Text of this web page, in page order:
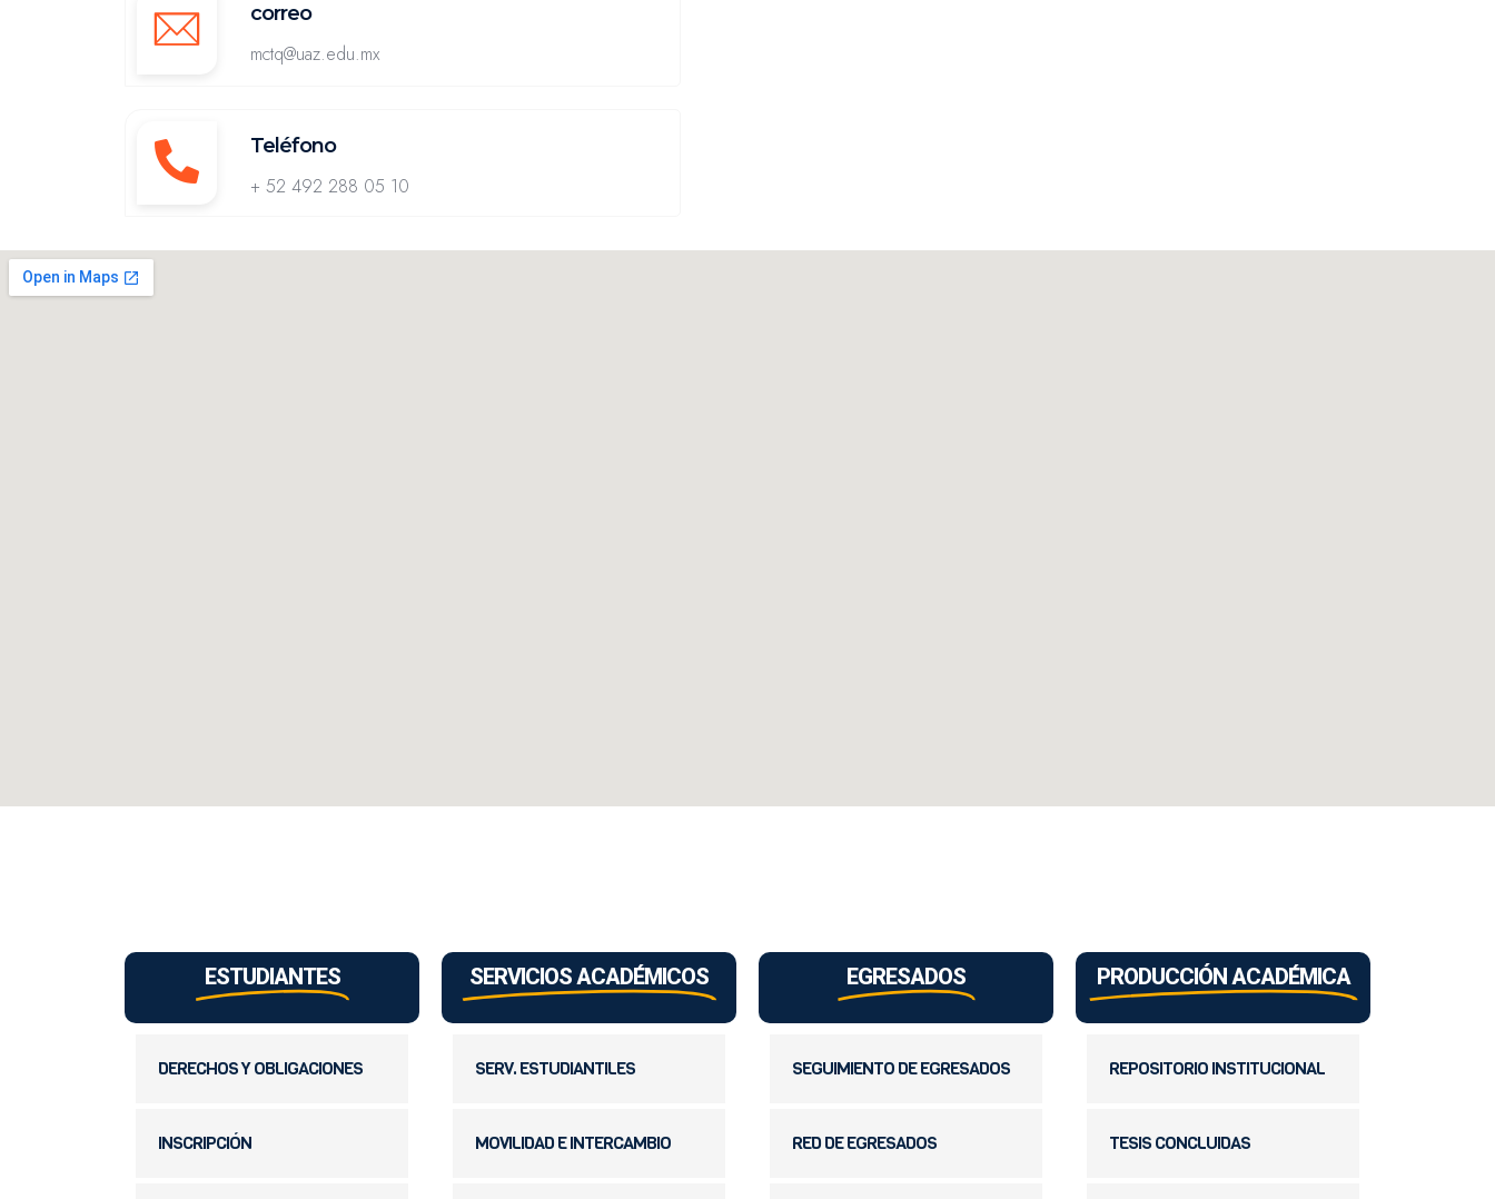
correo
mctq@uaz.edu.mx
Teléfono
+ 52 492 288 05 10
ESTUDIANTES
DERECHOS Y OBLIGACIONES
INSCRIPCIÓN
SERVICIOS ACADÉMICOS
SERV. ESTUDIANTILES
MOVILIDAD E INTERCAMBIO
EGRESADOS
SEGUIMIENTO DE EGRESADOS
RED DE EGRESADOS
PRODUCCIÓN ACADÉMICA
REPOSITORIO INSTITUCIONAL
TESIS CONCLUIDAS